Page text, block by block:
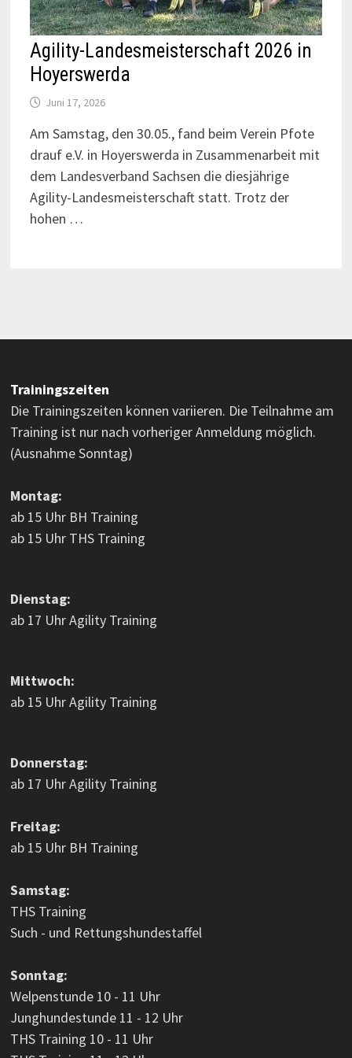
Agility-Landesmeisterschaft 2026 in
Hoyerswerda
Juni 17, 2026
Am Samstag, den 30.05., fand beim Verein Pfote
drauf e.V. in Hoyerswerda in Zusammenarbeit mit
dem Landesverband Sachsen die diesjährige
Agility-Landesmeisterschaft statt. Trotz der
hohen …
Trainingszeiten
Die Trainingszeiten können variieren. Die Teilnahme am
Training ist nur nach vorheriger Anmeldung möglich.
(Ausnahme Sonntag)
Montag:
ab 15 Uhr BH Training
ab 15 Uhr THS Training
Dienstag:
ab 17 Uhr Agility Training
Mittwoch:
ab 15 Uhr Agility Training
Donnerstag:
ab 17 Uhr Agility Training
Freitag:
ab 15 Uhr BH Training
Samstag:
THS Training
Such - und Rettungshundestaffel
Sonntag:
Welpenstunde 10 - 11 Uhr
Junghundestunde 11 - 12 Uhr
THS Training 10 - 11 Uhr